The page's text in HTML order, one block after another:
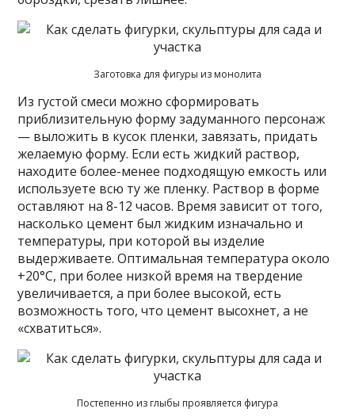
Заготовка для фигуры из монолита
Из густой смеси можно сформировать
приблизительную форму задуманного персонаж
— выложить в кусок пленки, завязать, придать
желаемую форму. Если есть жидкий раствор,
находите более-менее подходящую емкость или
используете всю ту же пленку. Раствор в форме
оставляют на 8-12 часов. Время зависит от того,
насколько цемент был жидким изначально и
температуры, при которой вы изделие
выдерживаете. Оптимальная температура около
+20°C, при более низкой время на твердение
увеличивается, а при более высокой, есть
возможность того, что цемент высохнет, а не
«схватиться».
Постепенно из глыбы проявляется фигура